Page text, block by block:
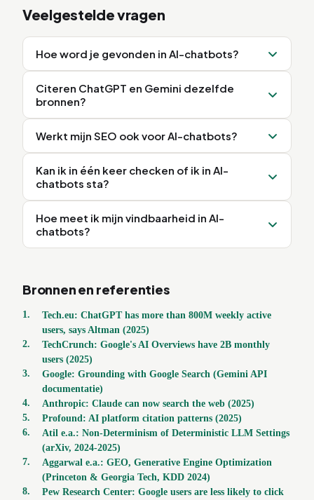
Veelgestelde vragen
Hoe word je gevonden in AI-chatbots?
Citeren ChatGPT en Gemini dezelfde
bronnen?
Werkt mijn SEO ook voor AI-chatbots?
Kan ik in één keer checken of ik in AI-
chatbots sta?
Hoe meet ik mijn vindbaarheid in AI-
chatbots?
Bronnen en referenties
1.
Tech.eu: ChatGPT has more than 800M weekly active
users, says Altman (2025)
2.
TechCrunch: Google's AI Overviews have 2B monthly
users (2025)
3.
Google: Grounding with Google Search (Gemini API
documentatie)
4. Anthropic: Claude can now search the web (2025)
5. Profound: AI platform citation patterns (2025)
6.
Atil e.a.: Non-Determinism of Deterministic LLM Settings
(arXiv, 2024-2025)
7.
Aggarwal e.a.: GEO, Generative Engine Optimization
(Princeton & Georgia Tech, KDD 2024)
8.
Pew Research Center: Google users are less likely to click